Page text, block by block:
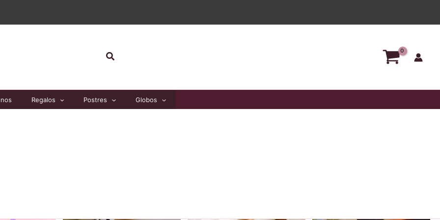
Buscar
Regalos Postres Globos